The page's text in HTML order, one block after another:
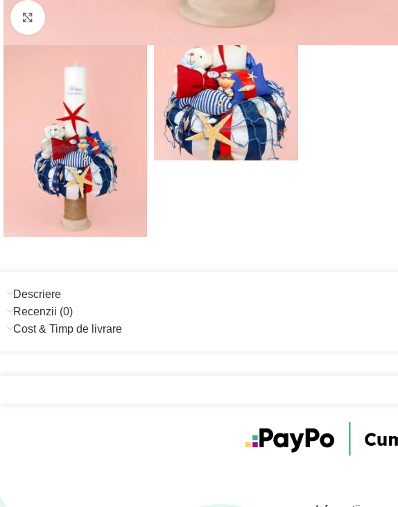
Descriere
Recenzii (0)
Cost & Timp de livrare